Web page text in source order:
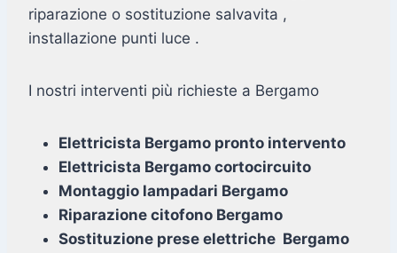
riparazione o sostituzione salvavita ,
installazione punti luce .
I nostri interventi più richieste a Bergamo
Elettricista Bergamo pronto intervento
Elettricista Bergamo cortocircuito
Montaggio lampadari Bergamo
Riparazione citofono Bergamo
Sostituzione prese elettriche Bergamo